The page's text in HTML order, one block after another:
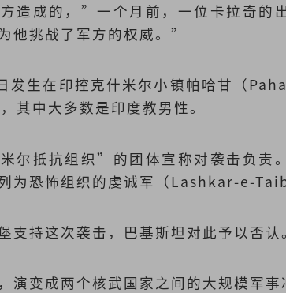
造成的，”一个月前，一位卡拉奇的
他挑战了军方的权威。”
发生在印控克什米尔小镇帕哈甘（
其中大多数是印度教男性。
尔抵抗组织”的团体宣称对袭击负责
为恐怖组织的虔诚军（Lashkar-e-
支持这次袭击，巴基斯坦对此予以否认
演变成两个核武国家之间的大规模军事